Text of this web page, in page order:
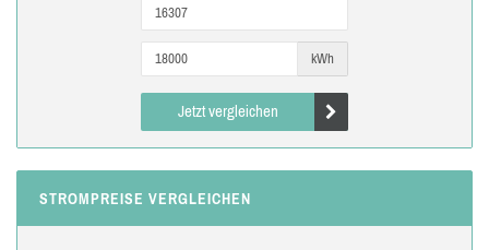
kWh
Jetzt vergleichen
STROMPREISE VERGLEICHEN